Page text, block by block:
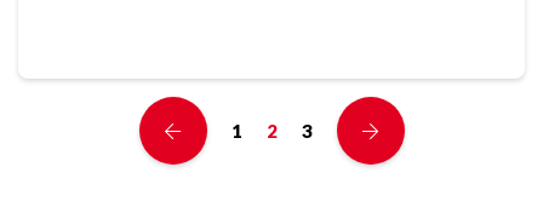
1 2 3